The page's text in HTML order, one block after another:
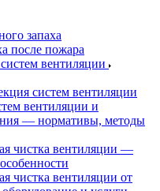
запаха
после пожара
вентиляции
систем вентиляции
вентиляции и
— нормативы, методы
чистка вентиляции —
чистка вентиляции от